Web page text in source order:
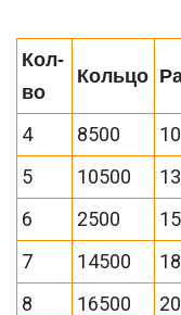
Кол-
во
Кольцо
4 8500
5
10500
6
2500
7
14500
8
16500